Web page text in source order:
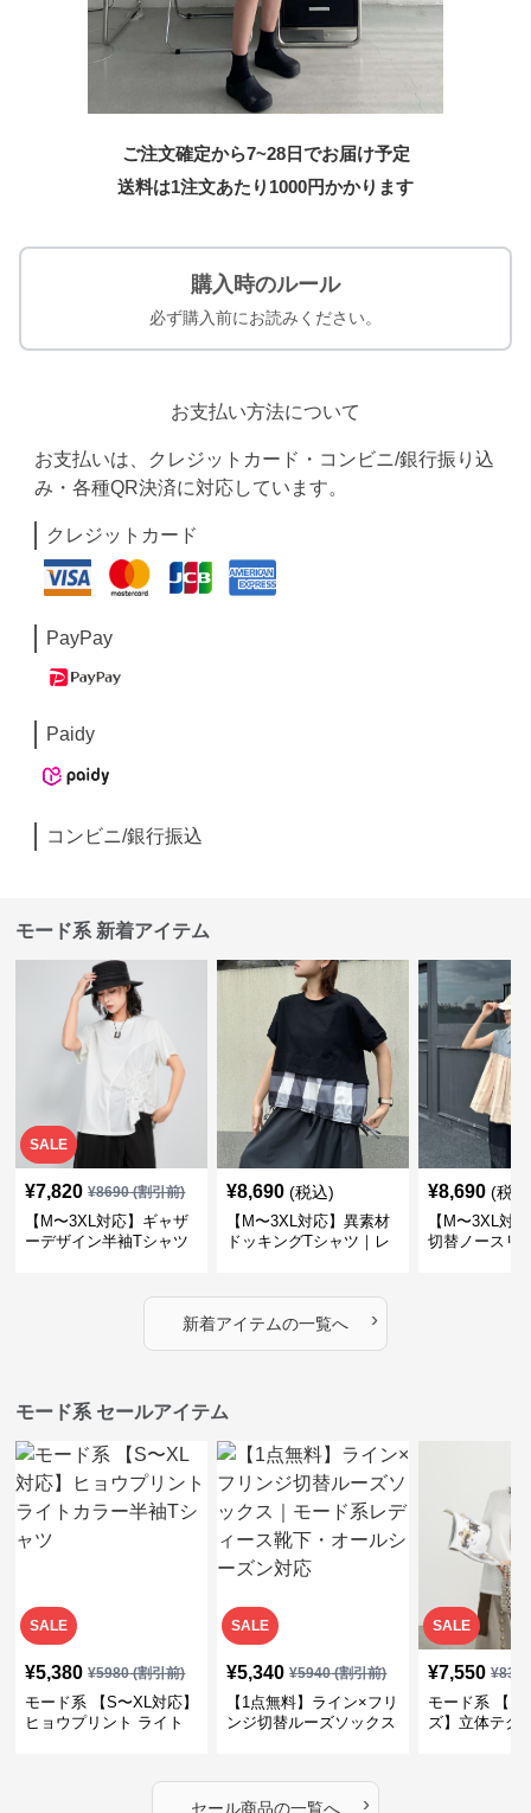
ご注文確定から7~28日でお届け予定
送料は1注文あたり 1000円かかります
購入時のルール
必ず購入前にお読みください。
お支払い方法について
お支払いは、クレジットカード・コンビニ/銀行振り込
み・各種QR決済に対応しています。
クレジットカード
PayPay
Paidy
コンビニ/銀行振込
モード系 新着アイテム
SALE
¥7,820 ¥8690(割引前)
【M〜3XL対応】ギャザ
ーデザイン半袖Tシャツ
¥8,690 (税込)
【M〜3XL対応】異素材
ドッキングTシャツ｜レ
カバー・大人モード
¥8,690 (税
【M〜3XL対
切替ノースリ
新着アイテムの一覧へ ›
モード系 セールアイテム
SALE
¥5,380 ¥5980(割引前)
モード系 【S〜XL対応】
ヒョウプリント ライト
SALE
¥5,340 ¥5940(割引前)
【1点無料】ライン×フリ
ンジ切替ルーズソックス
SALE
¥7,550 ¥
モード系 【フ
ズ】立体テク
セール商品の一覧へ ›